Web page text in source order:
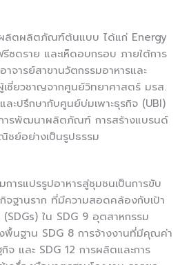
ลิตผลิตภัณฑ์ต้นแบบ ได้แก่ Energy
ซดราย และเห็ดอบกรอบ ภายใต้การ
จารย์สาขานวัตกรรมอาหารและ
เชี่ยวชาญจากศูนย์วิทยาศาสตร์ มรส.
ะปรึกษากับศูนย์บ่มเพาะธุรกิจ (UBI)
ารพัฒนาผลิตภัณฑ์ การสร้างแบรนด์
ชย์อย่างเป็นรูปธรรม
ารแปรรูปอาหารสู่ชุมชนเป็นการขับ
จฐานราก ที่มีความสอดคล้องกับเป้า
ใน SDG 9 อุตสาหกรรม
พื้นฐาน SDG 8 การจ้างงานที่มีคุณค่า
กิจ และ SDG 12 การผลิตและการ